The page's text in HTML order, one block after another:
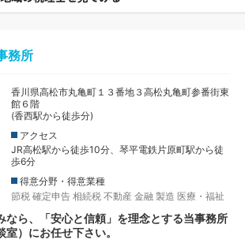
務所
香川県高松市丸亀町１３番地３高松丸亀町参番街東
館６階
(香西駅から徒歩分)
アクセス
JR高松駅から徒歩10分、琴平電鉄片原町駅から徒
歩6分
得意分野・得意業種
節税 確定申告 相続税 不動産 金融 製造 医療・福祉
なら、「安心と信頼」を理念とする当事務所
室）にお任せ下さい。